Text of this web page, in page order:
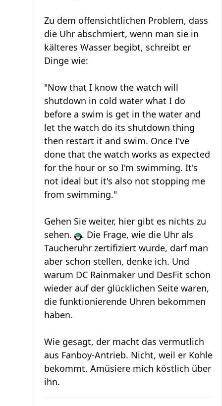
Zu dem offensichtlichen Problem, dass
die Uhr abschmiert, wenn man sie in
kälteres Wasser begibt, schreibt er
Dinge wie:
"Now that I know the watch will
shutdown in cold water what I do
before a swim is get in the water and
let the watch do its shutdown thing
then restart it and swim. Once I've
done that the watch works as expected
for the hour or so I'm swimming. It's
not ideal but it's also not stopping me
from swimming."
Gehen Sie weiter, hier gibt es nichts zu
sehen.
. Die Frage, wie die Uhr als
Taucheruhr zertifiziert wurde, darf man
aber schon stellen, denke ich. Und
warum DC Rainmaker und DesFit schon
wieder auf der glücklichen Seite waren,
die funktionierende Uhren bekommen
haben.
Wie gesagt, der macht das vermutlich
aus Fanboy-Antrieb. Nicht, weil er Kohle
bekommt. Amüsiere mich köstlich über
ihn.